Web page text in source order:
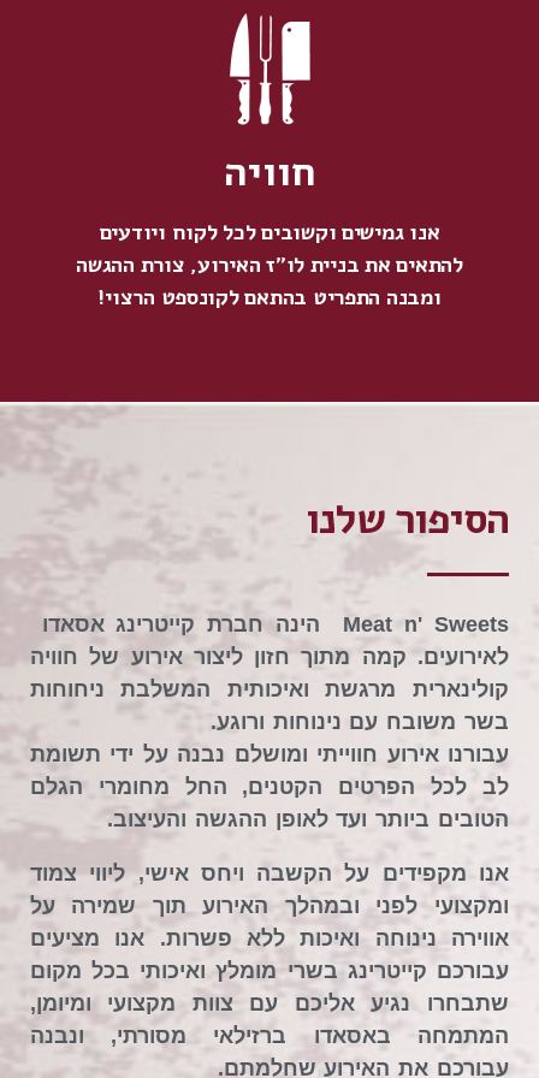
חוויה
אנו גמישים וקשובים לכל לקוח ויודעים
להתאים את בניית לו"ז האירוע, צורת ההגשה
ומבנה התפריט בהתאם לקונספט הרצוי!
הסיפור שלנו
Meat n' Sweets
הינה חברת קייטרינג אסאדו
לאירועים. קמה מתוך חזון ליצור אירוע של חוויה
קולינארית מרגשת ואיכותית המשלבת ניחוחות
בשר משובח עם נינוחות ורוגע.
עבורנו אירוע חווייתי ומושלם נבנה על ידי תשומת
לב לכל הפרטים הקטנים, החל מחומרי הגלם
הטובים ביותר ועד לאופן ההגשה והעיצוב.
אנו מקפידים על הקשבה ויחס אישי, ליווי צמוד
ומקצועי לפני ובמהלך האירוע תוך שמירה על
אווירה נינוחה ואיכות ללא פשרות. אנו מציעים
עבורכם קייטרינג בשרי מומלץ ואיכותי בכל מקום
שתבחרו נגיע אליכם עם צוות מקצועי ומיומן,
המתמחה באסאדו ברזילאי מסורתי, ונבנה
עבורכם את האירוע שחלמתם.